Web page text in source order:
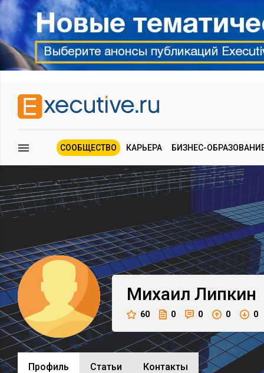
СООБЩЕСТВО КАРЬЕРА БИЗНЕС-
Михаил Липкин
60 0 0 0 0
Профиль Cтатьи Контакты